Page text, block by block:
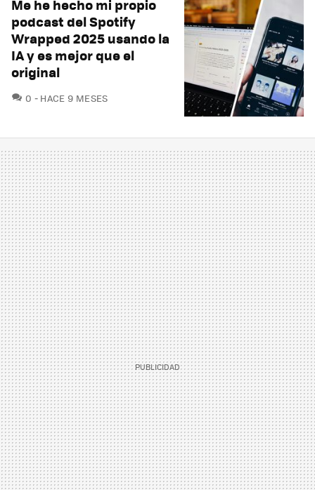
Me he hecho mi propio
podcast del Spotify
Wrapped 2025 usando la
IA y es mejor que el
original
0 COMENTARIOS
HACE 9 MESES